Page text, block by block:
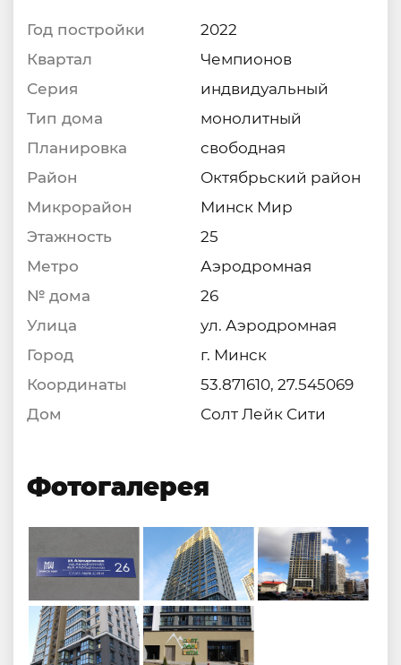
Год постройки
2022
Квартал
Чемпионов
Серия
индвидуальный
Тип дома
монолитный
Планировка
свободная
Район
Октябрьский район
Микрорайон
Минск Мир
Этажность
25
Метро
Аэродромная
№ дома
26
Улица
ул. Аэродромная
Город
г. Минск
Координаты
53.871610, 27.545069
Дом
Солт Лейк Сити
Фотогалерея